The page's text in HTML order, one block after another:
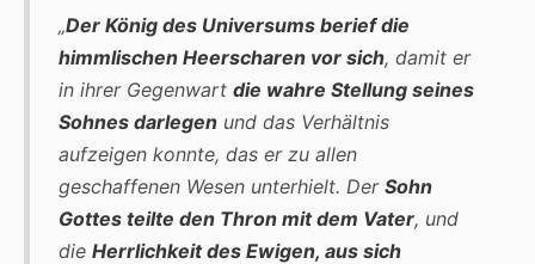
„Der König des Universums berief die
himmlischen Heerscharen vor sich, damit er
in ihrer Gegenwart die wahre Stellung seines
Sohnes darlegen und das Verhältnis
aufzeigen konnte, das er zu allen
geschaffenen Wesen unterhielt. Der Sohn
Gottes teilte den Thron mit dem Vater, und
die Herrlichkeit des Ewigen, aus sich